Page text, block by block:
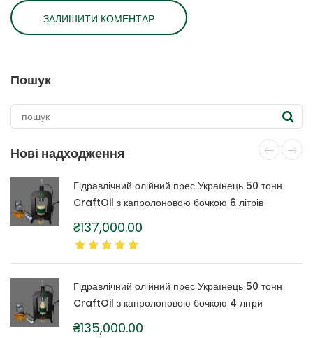
Пошук
Нові надходження
Гідравлічний олійний прес Українець 50 тонн
CraftOil з капролоновою бочкою 6 літрів
₴137,000.00
Гідравлічний олійний прес Українець 50 тонн
CraftOil з капролоновою бочкою 4 літри
₴135,000.00